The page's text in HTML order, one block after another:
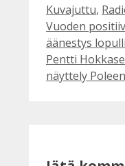
Kategoriat
Kuvajuttu,
Vuoden
äänestys
Pentti
näyttely